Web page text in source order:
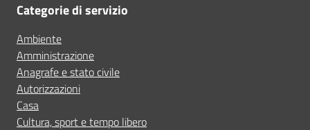
Categorie di servizio
Ambiente
Amministrazione
Anagrafe e stato civile
Autorizzazioni
Casa
Cultura, sport e tempo libero